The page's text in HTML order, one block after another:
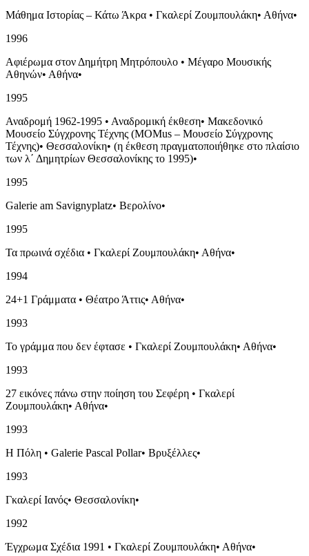
Μάθημα Ιστορίας – Κάτω Άκρα • Γκαλερί Ζουμπουλάκη• Αθήνα•
1996
Αφιέρωμα στον Δημήτρη Μητρόπουλο • Μέγαρο Μουσικής
Αθηνών• Αθήνα•
1995
Αναδρομή 1962-1995 • Αναδρομική έκθεση• Μακεδονικό
Μουσείο Σύγχρονης Τέχνης (MOMus – Μουσείο Σύγχρονης
Τέχνης)• Θεσσαλονίκη• (η έκθεση πραγματοποιήθηκε στo πλαίσιo
των λ΄ Δημητρίων Θεσσαλονίκης το 1995)•
1995
Galerie am Savignyplatz• Βερολίνο•
1995
Τα πρωινά σχέδια • Γκαλερί Ζουμπουλάκη• Αθήνα•
1994
24+1 Γράμματα • Θέατρο Άττις• Αθήνα•
1993
Το γράμμα που δεν έφτασε • Γκαλερί Ζουμπουλάκη• Αθήνα•
1993
27 εικόνες πάνω στην ποίηση του Σεφέρη • Γκαλερί
Ζουμπουλάκη• Αθήνα•
1993
Η Πόλη • Galerie Pascal Pollar• Βρυξέλλες•
1993
Γκαλερί Ιανός• Θεσσαλονίκη•
1992
Έγχρωμα Σχέδια 1991 • Γκαλερί Ζουμπουλάκη• Αθήνα•